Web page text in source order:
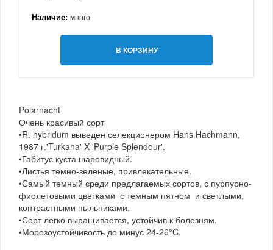
Наличие: много
В КОРЗИНУ
Polarnacht
Очень красивый сорт
•R. hybridum выведен селекционером Hans Hachmann,
1987 г.'Turkana' X 'Purple Splendour'.
•Габитус куста шаровидный.
•Листья темно-зеленые, привлекательные.
•Самый темный среди предлагаемых сортов, с пурпурно-
фиолетовыми цветками с темным пятном и светлыми,
контрастными пыльниками.
•Сорт легко выращивается, устойчив к болезням.
•Морозоустойчивость до минус 24-26°C.